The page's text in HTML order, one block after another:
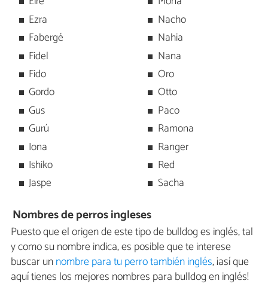
Ezra
Fabergé
Fidel
Fido
Gordo
Gus
Gurú
Iona
Ishiko
Jaspe
Nacho
Nahia
Nana
Oro
Otto
Paco
Ramona
Ranger
Red
Sacha
Nombres de perros ingleses
Puesto que el origen de este tipo de bulldog es inglés, tal
y como su nombre indica, es posible que te interese
buscar unnombre para tu perro también inglés, ¡así que
aquí tienes los mejores nombres para bulldog en inglés!